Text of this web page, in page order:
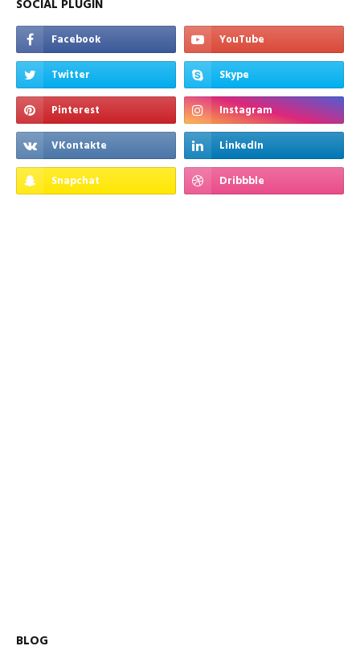
SOCIAL PLUGIN
BLOG